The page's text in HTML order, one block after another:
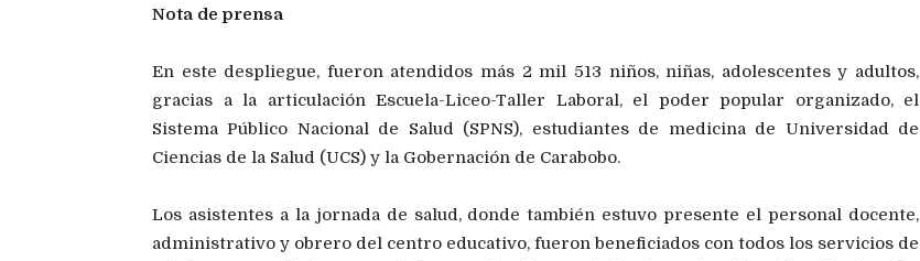
Nota de prensa
En este despliegue, fueron atendidos más 2 mil 513 niños, niñas, adolescentes y adultos,
gracias a la articulación Escuela-Liceo-Taller Laboral, el poder popular organizado, el
Sistema Público Nacional de Salud (SPNS), estudiantes de medicina de Universidad de
Ciencias de la Salud (UCS) y la Gobernación de Carabobo.
Los asistentes a la jornada de salud, donde también estuvo presente el personal docente,
administrativo y obrero del centro educativo, fueron beneficiados con todos los servicios de